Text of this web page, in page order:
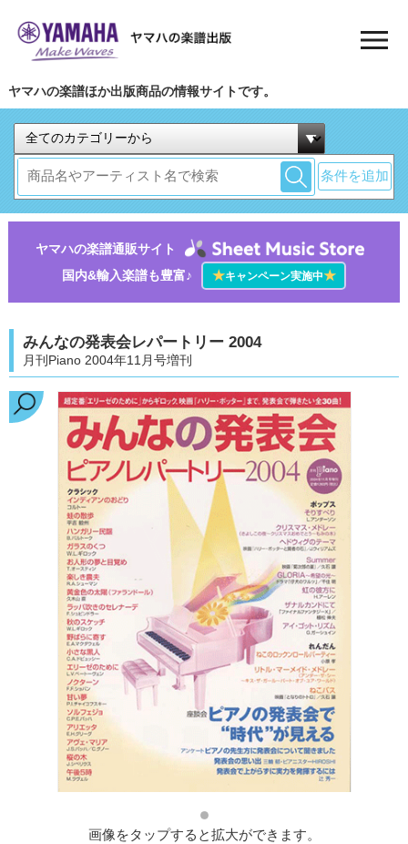
ヤマハの楽譜ほか出版商品の情報サイトです。
条件を追加
ヤマハの楽譜通販サイト
国内&輸入楽譜も豊富♪
★キャンペーン実施中★
みんなの発表会レパートリー 2004
月刊Piano 2004年11月号増刊
画像をタップすると拡大ができます。